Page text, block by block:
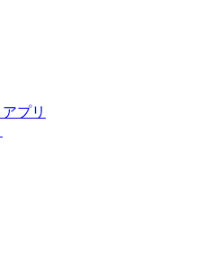
プリ